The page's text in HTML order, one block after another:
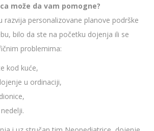
može da vam pomogne?
razvija personalizovane planove podrške
bilo da ste na početku dojenja ili se
problemima:
kod kuće,
u ordinaciji,